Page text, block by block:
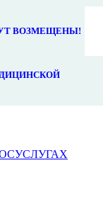
ВОЗМЕЩЕНЫ!